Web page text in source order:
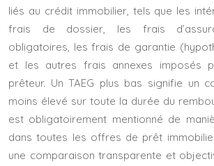
liés au crédit immobilier, tels que les
frais de dossier, les frais
obligatoires, les frais de garantie
et les autres frais annexes imposés
prêteur. Un TAEG plus bas signifie un
moins élevé sur toute la durée du
est obligatoirement mentionné de
dans toutes les offres de prêt
une comparaison transparente et